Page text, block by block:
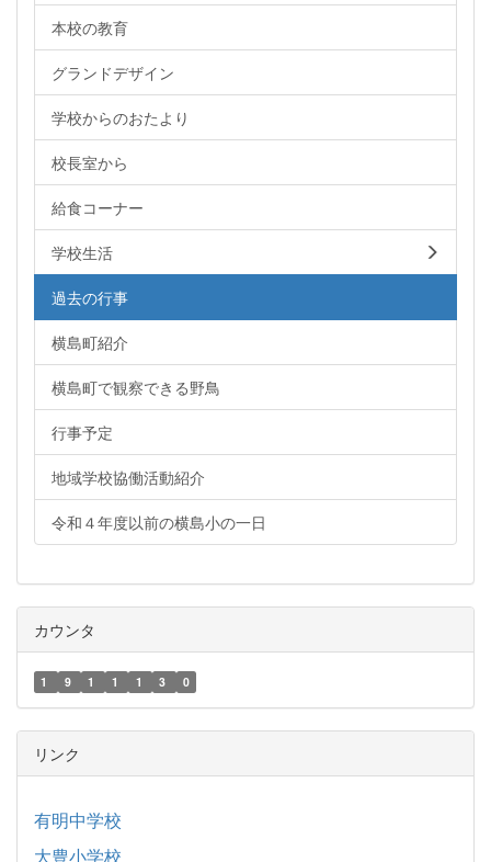
本校の教育
グランドデザイン
学校からのおたより
校長室から
給食コーナー
学校生活
過去の行事
横島町紹介
横島町で観察できる野鳥
行事予定
地域学校協働活動紹介
令和４年度以前の横島小の一日
カウンタ
1 9 1 1 1 3 0
リンク
有明中学校
大豊小学校